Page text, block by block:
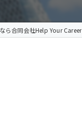
ら合同会社Help Your Career